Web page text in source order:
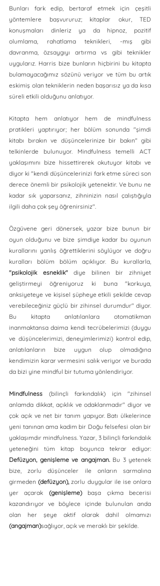
Bunları fark edip, bertaraf etmek için çeşitli
yöntemlere başvururuz; kitaplar okur, TED
konuşmaları dinleriz ya da hipnoz, pozitif
olumlama, rahatlama teknikleri, -mış gibi
davranma, özsaygıyı artırma vs gibi teknikler
uygularız. Harris bize bunların hiçbirini bu kitapta
bulamayacağımız sözünü veriyor ve tüm bu artık
eskimiş olan tekniklerin neden başarısız ya da kısa
süreli etkili olduğunu anlatıyor.
Kitapta hem anlatıyor hem de mindfulness
pratikleri yaptırıyor; her bölüm sonunda "şimdi
kitabı bırakın ve düşüncelerinize bir bakın" gibi
telkinlerde bulunuyor. Mindfulness temelli ACT
yaklaşımını bize hissettirerek okutuyor kitabı ve
diyor ki "kendi düşüncelerinizi fark etme süreci son
derece önemli bir psikolojik yetenektir. Ve bunu ne
kadar sık yaparsanız, zihninizin nasıl çalıştığıyla
ilgili daha çok şey öğrenirsiniz".
Özgüvene geri dönersek, yazar bize bunun bir
oyun olduğunu ve bize şimdiye kadar bu oyunun
kurallarını yanlış öğrettiklerini söylüyor ve doğru
"psikolojik esneklik" diye bilinen bir zihniyet
geliştirmeyi öğreniyoruz ki buna "korkuya,
anksiyeteye ve kişisel şüpheye etkili şekilde cevap
verebileceğiniz güçlü bir zihinsel durumdur" diyor.
Bu kitapta anlatılanlara otomatikman
inanmaktansa daima kendi tecrübelerimizi (duygu
ve düşüncelerimizi, deneyimlerimizi) kontrol edip,
anlatılanların bize uygun olup olmadığına
kendimizin karar vermesini salık veriyor ve burada
da bizi yine mindful bir tutuma yönlendiriyor.
Mindfulness (bilinçli farkındalık) için "zihinsel
anlamda dikkat, açıklık ve odaklanmadır" diyor ve
çok açık ve net bir tanım yapıyor. Batı ülkelerince
yeni tanınan ama kadim bir Doğu felsefesi olan bir
yaklaşımdır mindfulness. Yazar, 3 bilinçli farkındalık
Defüzyon, genişleme ve angajman. Bu 3 yetenek
bize, zorlu düşünceler ile onların sarmalına
girmeden (defüzyon), zorlu duygular ile ise onlara
yer açarak (genişleme) başa çıkma becerisi
kazandırıyor ve böylece içinde bulunulan anda
(angajman)sağlıyor, açık ve meraklı bir şekilde.